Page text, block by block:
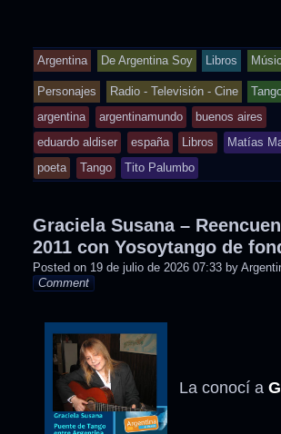
Argentina De Argentina Soy Libros
Personajes Radio - Televisión - Cine
argentina argentinamundo
buenos aires
eduardo aldiser
españa Libros
Matías
poeta
Tango Tito Palumbo
Graciela Susana –
2011 con Yosoytango de
Posted on 19 de julio de 2026 07:33 by
Comment
La conocí a